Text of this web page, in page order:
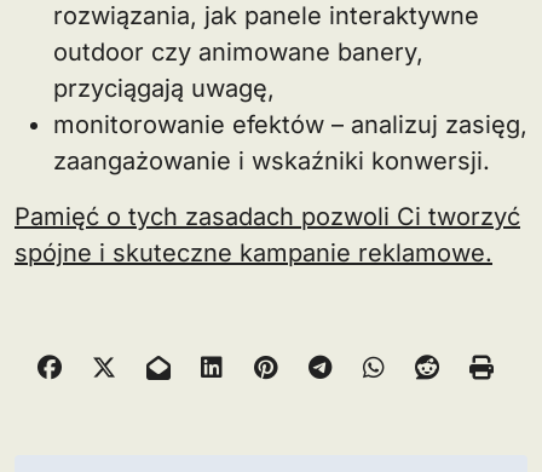
rozwiązania, jak panele interaktywne
outdoor czy animowane banery,
przyciągają uwagę,
monitorowanie efektów – analizuj zasięg,
zaangażowanie i wskaźniki konwersji.
Pamięć o tych zasadach pozwoli Ci tworzyć
spójne i skuteczne kampanie reklamowe.